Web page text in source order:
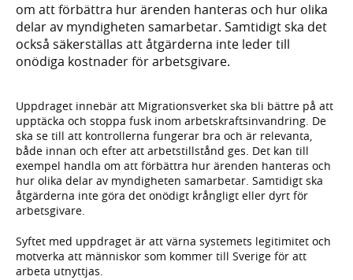
om att förbättra hur ärenden hanteras och hur olika
delar av myndigheten samarbetar. Samtidigt ska det
också säkerställas att åtgärderna inte leder till
onödiga kostnader för arbetsgivare.
Uppdraget innebär att Migrationsverket ska bli bättre på att
upptäcka och stoppa fusk inom arbetskraftsinvandring. De
ska se till att kontrollerna fungerar bra och är relevanta,
både innan och efter att arbetstillstånd ges. Det kan till
exempel handla om att förbättra hur ärenden hanteras och
hur olika delar av myndigheten samarbetar. Samtidigt ska
åtgärderna inte göra det onödigt krångligt eller dyrt för
arbetsgivare.
Syftet med uppdraget är att värna systemets legitimitet och
motverka att människor som kommer till Sverige för att
arbeta utnyttjas.